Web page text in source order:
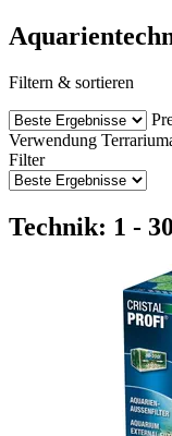
Filtern & sortieren
Verwendung
Filter
Technik: 1 -